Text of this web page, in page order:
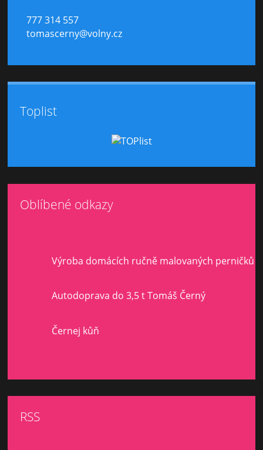
777 314 557
tomascerny@volny.cz
Toplist
Oblíbené odkazy
Výroba domácích ručně malovaných perničků
Autodoprava do 3,5 t Tomáš Černý
Černej kůň
RSS